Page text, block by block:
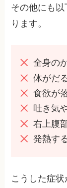
その他にも
ります。
全身の
体がだ
食欲が
吐き気
右上腹
発熱す
こうした症